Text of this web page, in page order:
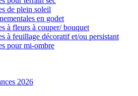
de plein soleil
en godet
à fleurs à couper/ bouquet
à feuillage décoratif et/ou persistant
pour mi-ombre
2026